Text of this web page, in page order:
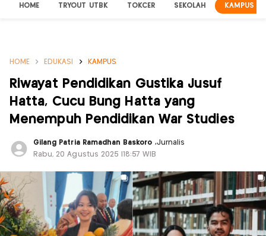
HOME TRYOUT UTBK TOKCER SEKOLAH KAMPUS
HOME EDUKASI KAMPUS
Riwayat Pendidikan Gustika Jusuf
Hatta, Cucu Bung Hatta yang
Menempuh Pendidikan War Studies
Gilang Patria Ramadhan Baskoro ,Jurnalis
Rabu, 20 Agustus 2025 |18:57 WIB